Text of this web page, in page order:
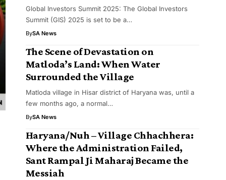
Global Investors Summit 2025: The Global Investors
Summit (GIS) 2025 is set to be a…
BySA News
The Scene of Devastation on
Matloda’s Land: When Water
Surrounded the Village
Matloda village in Hisar district of Haryana was, until a
few months ago, a normal…
BySA News
Haryana/Nuh – Village Chhachhera:
Where the Administration Failed,
Sant Rampal Ji Maharaj Became the
Messiah